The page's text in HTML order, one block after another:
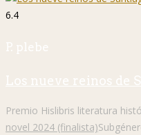
6.4
P. plebe
Los nueve reinos de
Premio Hislibris literatura
novel 2024 (finalista)